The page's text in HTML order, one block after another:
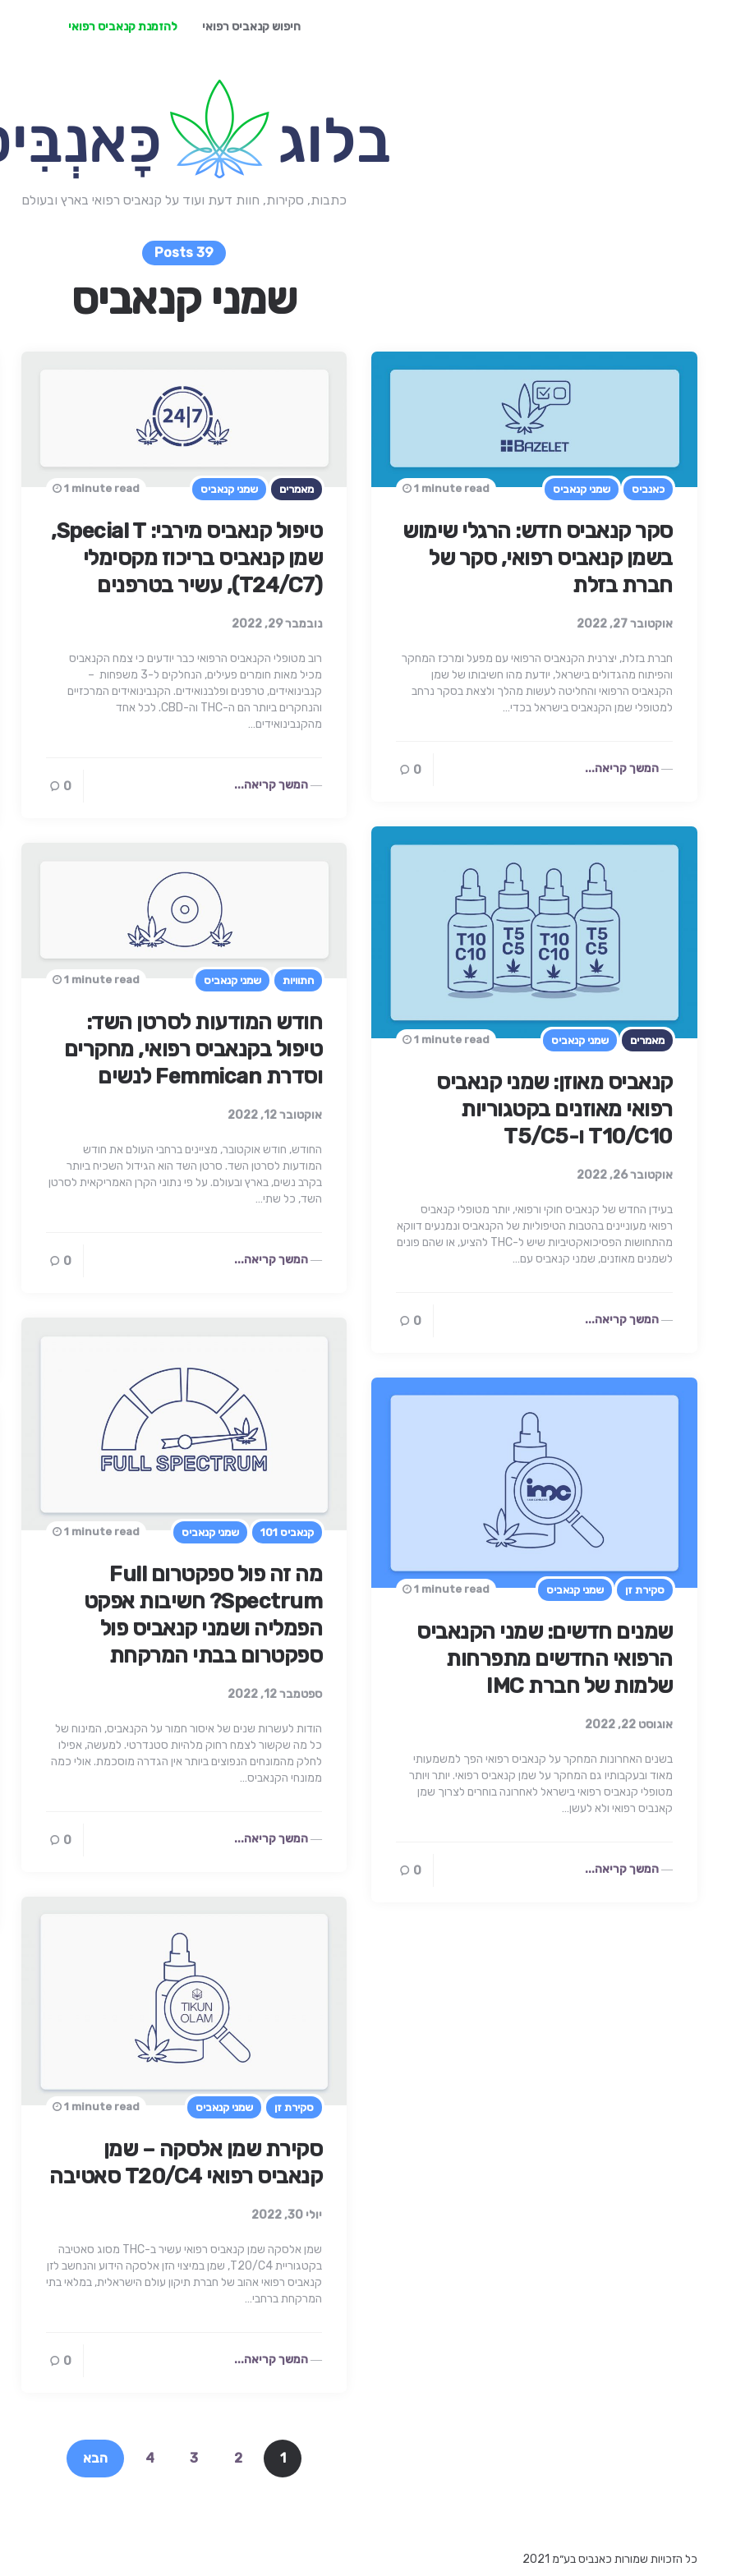
חיפוש קנאביס רפואי להזמנת קנאביס רפואי
כתבות, סקירות, חוות דעת ועוד על קנאביס רפואי בארץ ובעולם
39 Posts
שמני קנאביס
מאמרים שמני קנאביס
טיפול קנאביס מירבי: Special T,
שמן קנאביס בריכוז מקסימלי
(T24/C7), עשיר בטרפנים
נובמבר 29, 2022
1 minute read
רוב מטופלי הקנאביס הרפואי כבר יודעים כי צמח הקנאביס
מכיל מאות חומרים פעילים, הנחלקים ל-3 משפחות –
קנבינואידים, טרפנים ופלבנואידים. הקנבינואידים המרכזיים
והנחקרים ביותר הם ה-THC וה-CBD. לכל אחד
מהקנבינואידים…
המשך קריאה... 0
כאנביס שמני קנאביס
סקר קנאביס חדש: הרגלי שימוש
בשמן קנאביס רפואי, סקר של
חברת בזלת
אוקטובר 27, 2022
1 minute read
חברת בזלת, יצרנית הקנאביס הרפואי עם מפעל ומרכז המחקר
והפיתוח מהגדולים בישראל, יודעת מהו חשיבותו של שמן
הקנאביס הרפואי והחליטה לעשות מהלך ולצאת בסקר נרחב
למטופלי שמן הקנאביס בישראל בכדי…
המשך קריאה... 0
מאמרים שמני קנאביס
קנאביס מאוזן: שמני קנאביס
רפואי מאוזנים בקטגוריות
T10/C10 ו-T5/C5
אוקטובר 26, 2022
1 minute read
בעידן החדש של קנאביס חוקי ורפואי, יותר מטופלי קנאביס
רפואי מעוניינים בהטבות הטיפוליות של הקנאביס ונמנעים דווקא
מהתחושות הפסיכואקטיביות שיש ל-THC להציע, או שהם פונים
לשמנים מאוזנים, שמני קנאביס עם…
המשך קריאה... 0
התוויות שמני קנאביס
חודש המודעות לסרטן השד:
טיפול בקנאביס רפואי, מחקרים
וסדרת Femmican לנשים
אוקטובר 12, 2022
1 minute read
החודש, חודש אוקטובר, מציינים ברחבי העולם את חודש
המודעות לסרטן השד. סרטן השד הוא הגידול השכיח ביותר
בקרב נשים, בארץ ובעולם. על פי נתוני הקרן האמריקאית לסרטן
השד, כל שתי…
המשך קריאה... 0
קנאביס 101 שמני קנאביס
מה זה פול ספקטרום Full
Spectrum? חשיבות אפקט
הפמליה ושמני קנאביס פול
ספקטרום בבתי המרקחת
ספטמבר 12, 2022
1 minute read
הודות לעשרות שנים של איסור חמור על הקנאביס, המינוח של
כל מה שקשור לצמח רחוק מלהיות סטנדרטי. למעשה, אפילו
לחלק מהמונחים הנפוצים ביותר אין הגדרה מוסכמת. אולי כמה
ממונחי הקנאביס…
המשך קריאה... 0
סקירת זן שמני קנאביס
שמנים חדשים: שמני הקנאביס
הרפואי החדשים מתפרחות
שלמות של חברת IMC
אוגוסט 22, 2022
1 minute read
בשנים האחרונות המחקר על קנאביס רפואי הפך למשמעותי
מאוד ובעקבותיו גם המחקר על שמן קנאביס רפואי. יותר ויותר
מטופלי קנאביס רפואי בישראל לאחרונה בוחרים לצרוך שמן
קאנביס רפואי ולא לעשן…
המשך קריאה... 0
סקירת זן שמני קנאביס
סקירת שמן אלסקה – שמן
קנאביס רפואי T20/C4 סאטיבה
יולי 30, 2022
1 minute read
שמן אלסקה שמן קנאביס רפואי עשיר ב-THC מסוג סאטיבה
בקטגוריית T20/C4, שמן במיצוי הזן אלסקה הידוע והנחשב לזן
קנאביס רפואי אהוב של חברת תיקון עולם הישראלית, במלאי בתי
המרקחת ברחבי…
המשך קריאה... 0
1
2
3
4 הבא
כל הזכויות שמורות כאנביס בע״מ 2021